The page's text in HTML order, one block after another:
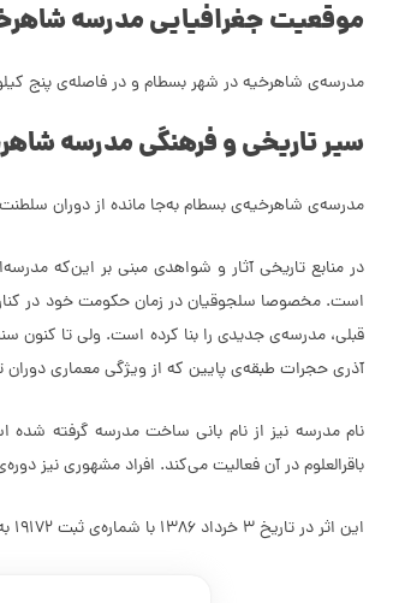
موقعیت جغرافیایی مدرسه
مدرسه‌ی شاهرخیه در شهر بسطام و در فاصله‌ی پنج
سیر تاریخی و فرهنگی مدرسه
مدرسه‌ی شاهرخیه‌ی بسطام به‌جا مانده از دوران
در منابع تاریخی آثار و شواهدی مبنی بر این‌که
است. مخصوصا سلجوقیان در زمان حکومت خود در کنار
قبلی، مدرسه‌ی جدیدی را بنا کرده است. ولی تا کنون
آذری حجرات طبقه‌ی پایین که از ویژگی معماری دوران
نام مدرسه نیز از نام بانی ساخت مدرسه گرفته
باقرالعلوم در آن فعالیت می‌کند. افراد مشهوری نیز
این اثر در تاریخ 3 خرداد 1386 با شماره‌ی ثبت 19172 به عنوان یکی از آثار ملی ایران به ثبت رسیده است.